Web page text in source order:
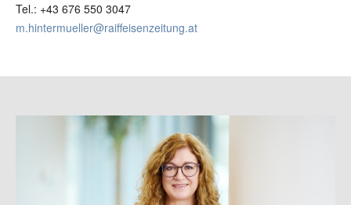
Tel.: +43 676 550 3047
m.hintermueller@raiffeisenzeitung.at